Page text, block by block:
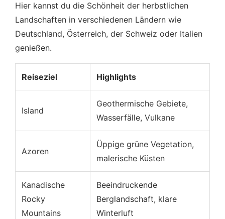
Hier kannst du die Schönheit der herbstlichen
Landschaften in verschiedenen Ländern wie
Deutschland, Österreich, der Schweiz oder Italien
genießen.
Reiseziel Highlights
Island
Geothermische Gebiete,
Wasserfälle, Vulkane
Azoren
Üppige grüne Vegetation,
malerische Küsten
Kanadische
Rocky
Mountains
Beeindruckende
Berglandschaft, klare
Winterluft